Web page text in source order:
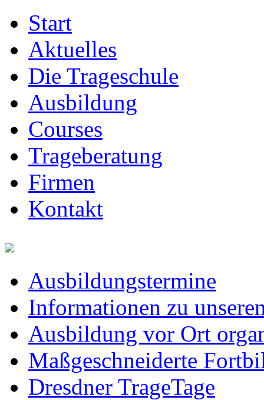
Start
Aktuelles
Die Trageschule
Ausbildung
Courses
Trageberatung
Firmen
Kontakt
Ausbildungstermine
Informationen zu
Ausbildung vor Ort
Maßgeschneiderte
Dresdner TrageTage